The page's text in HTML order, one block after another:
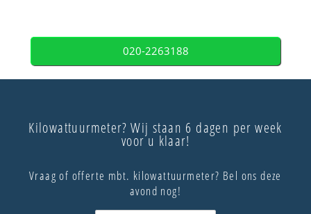
020-2263188
Kilowattuurmeter? Wij staan 6 dagen per week
voor u klaar!
Vraag of offerte mbt. kilowattuurmeter? Bel ons deze
avond nog!